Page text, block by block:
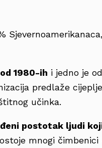
1980-ih i jedno je
predlaže
učinka.
postotak ljudi
mnogi čimbenici